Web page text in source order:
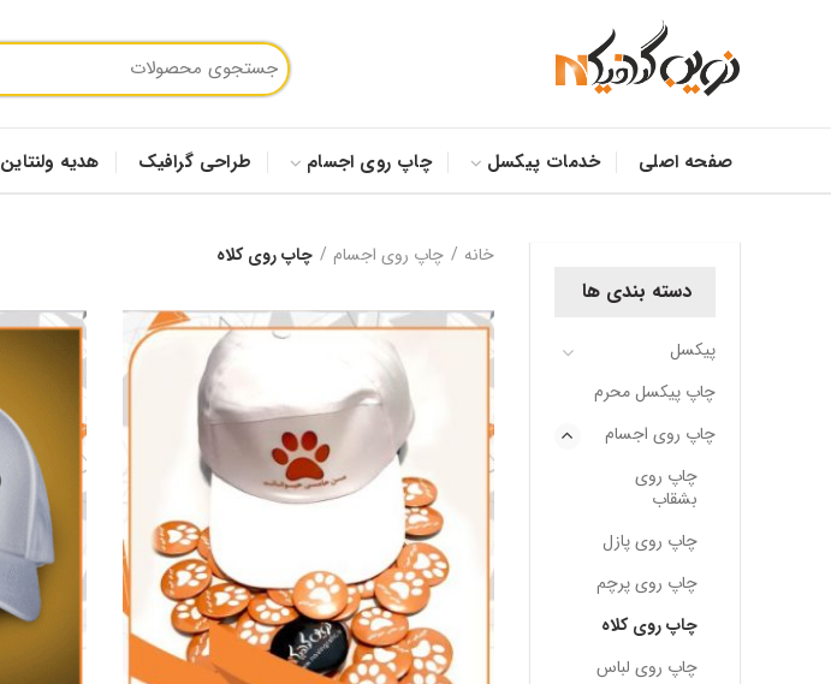
صفحه اصلی خدمات پیکسل چاپ روی اجسام طراحی گرافیک هدیه ولنتاین
خانه چاپ روی اجسام چاپ روی کلاه
دسته بندی ها
پیکسل
چاپ پیکسل محرم
چاپ روی اجسام
چاپ روی
بشقاب
چاپ روی پازل
چاپ روی پرچم
چاپ روی کلاه
چاپ روی لباس